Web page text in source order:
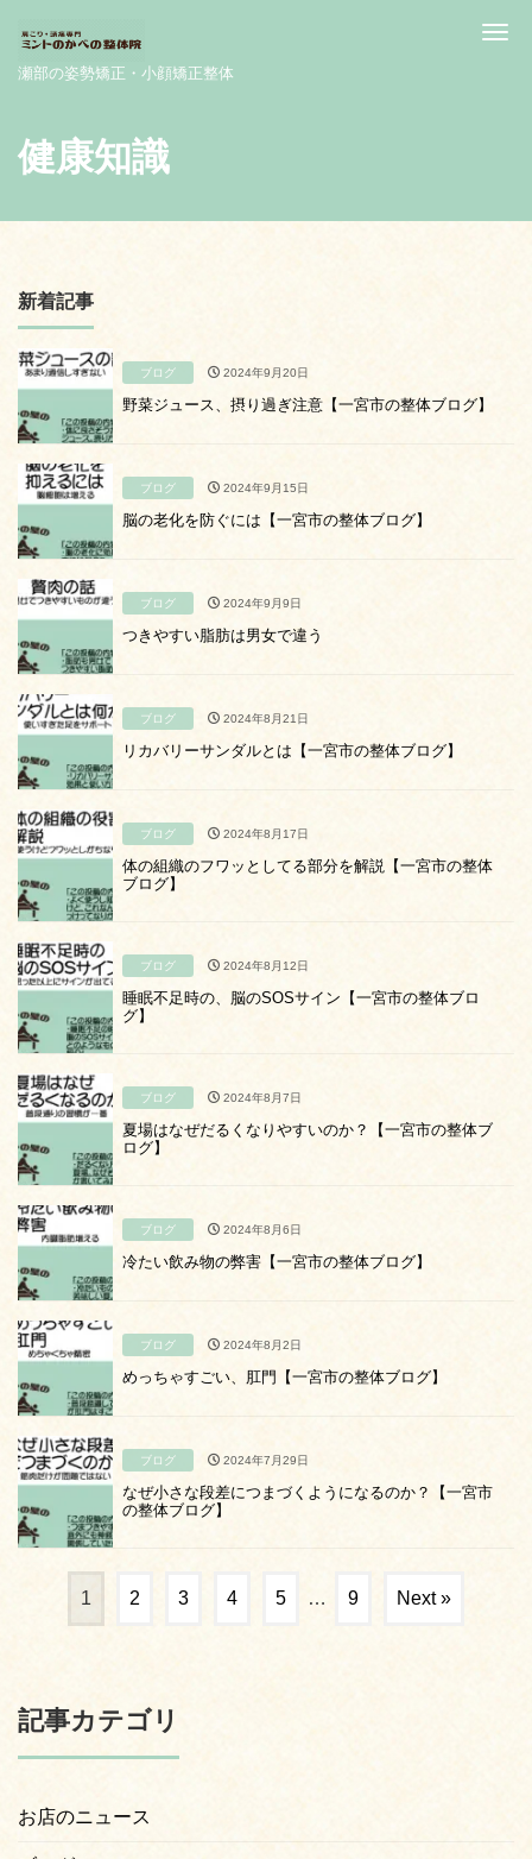
瀬部の姿勢矯正・小顔矯正整体
健康知識
新着記事
ブログ 2024年9月20日
野菜ジュース、摂り過ぎ注意【一宮市の整体ブログ】
ブログ 2024年9月15日
脳の老化を防ぐには【一宮市の整体ブログ】
ブログ 2024年9月9日
つきやすい脂肪は男女で違う
ブログ 2024年8月21日
リカバリーサンダルとは【一宮市の整体ブログ】
ブログ 2024年8月17日
体の組織のフワッとしてる部分を解説【一宮市の整体
ブログ】
ブログ 2024年8月12日
睡眠不足時の、脳のSOSサイン【一宮市の整体ブロ
グ】
ブログ 2024年8月7日
夏場はなぜだるくなりやすいのか？【一宮市の整体ブ
ログ】
ブログ 2024年8月6日
冷たい飲み物の弊害【一宮市の整体ブログ】
ブログ 2024年8月2日
めっちゃすごい、肛門【一宮市の整体ブログ】
ブログ 2024年7月29日
なぜ小さな段差につまづくようになるのか？【一宮市
の整体ブログ】
1 2 3 4 5 … 9 Next »
記事カテゴリ
お店のニュース